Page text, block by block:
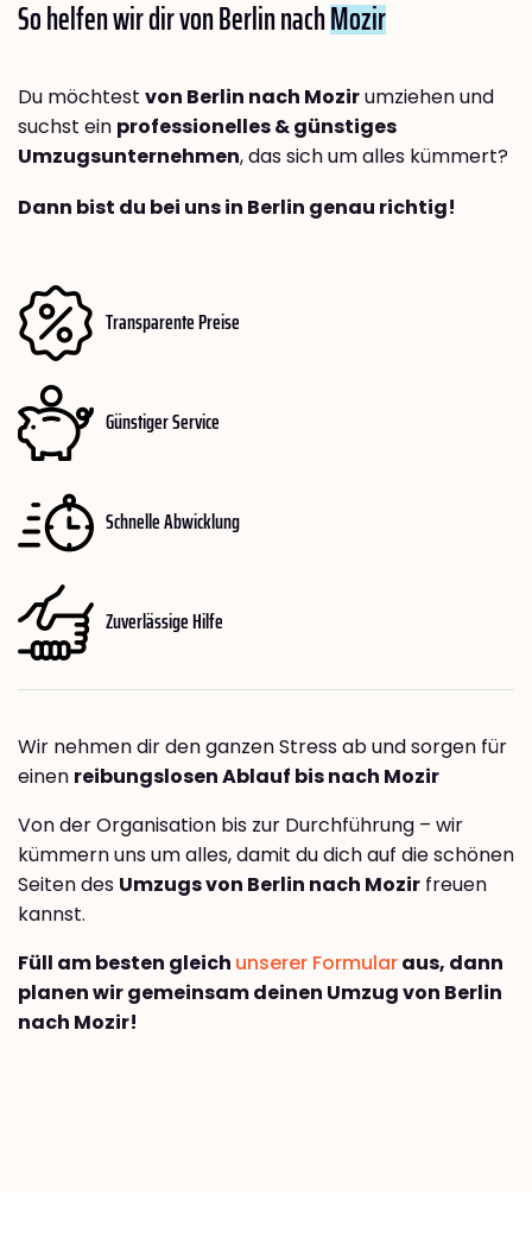
So helfen wir dir von Berlin nachMozir
Du möchtest von Berlin nach Mozirumziehen und
suchst ein professionelles & günstiges
Umzugsunternehmen, das sich um alles kümmert?
Dann bist du bei uns in Berlin genau richtig!
Transparente Preise
Günstiger Service
Schnelle Abwicklung
Zuverlässige Hilfe
Wir nehmen dir den ganzen Stress ab und sorgen für
einen reibungslosen Ablauf bis nach Mozir
Von der Organisation bis zur Durchführung – wir
kümmern uns um alles, damit du dich auf die schönen
Seiten des Umzugs von Berlin nach Mozir freuen
kannst.
Füll am besten gleich unserer Formularaus, dann
planen wir gemeinsam deinen Umzug von Berlin
nach Mozir!